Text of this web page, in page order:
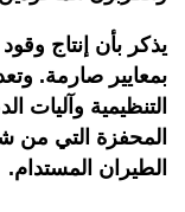
يذكر بأن إنتاج
بمعايير صارمة.
التنظيمية وآليات
المحفزة التي من
الطيران المستدام.